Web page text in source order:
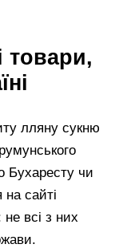
товари,
лляну сукню
Бухаресту чи
сайті
всі з них